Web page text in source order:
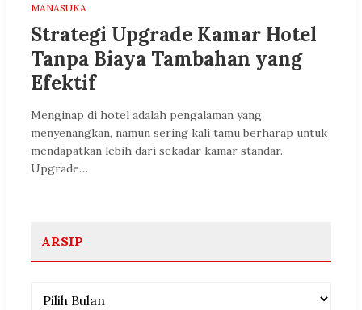
MANASUKA
Strategi Upgrade Kamar Hotel
Tanpa Biaya Tambahan yang
Efektif
Menginap di hotel adalah pengalaman yang
menyenangkan, namun sering kali tamu berharap untuk
mendapatkan lebih dari sekadar kamar standar.
Upgrade…
ARSIP
Arsip